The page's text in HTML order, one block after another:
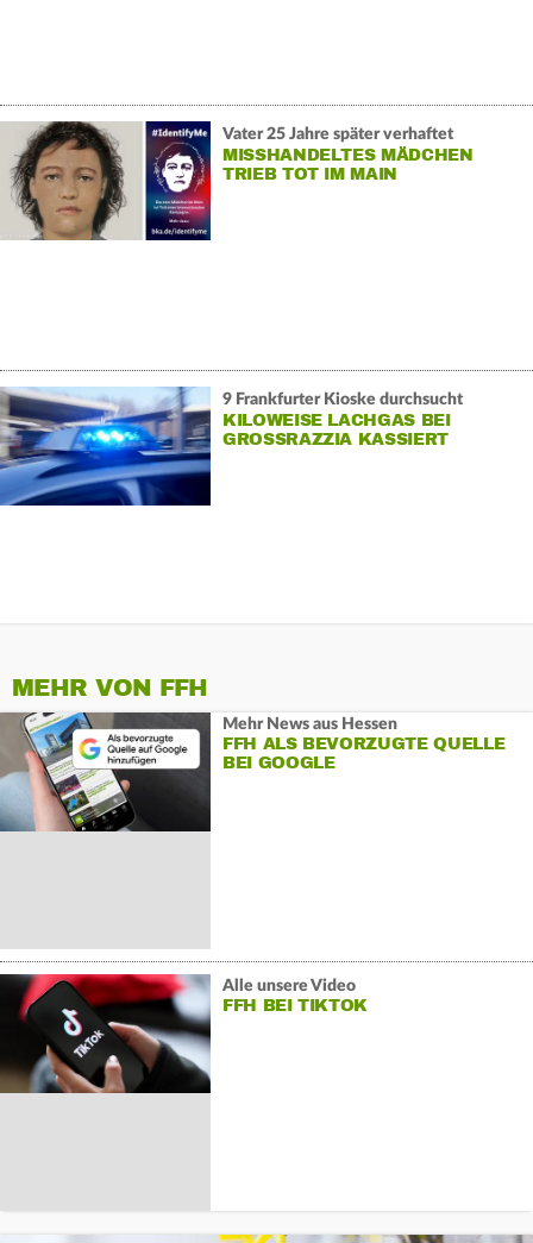
Vater 25 Jahre später verhaftet
MISSHANDELTES MÄDCHEN
TRIEB TOT IM MAIN
9 Frankfurter Kioske durchsucht
KILOWEISE LACHGAS BEI
GROSSRAZZIA KASSIERT
MEHR VON FFH
Mehr News aus Hessen
FFH ALS BEVORZUGTE QUELLE
BEI GOOGLE
Alle unsere Video
FFH BEI TIKTOK